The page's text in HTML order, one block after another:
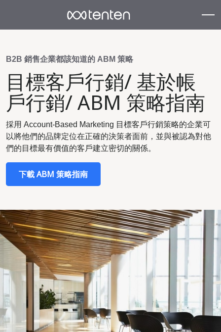
B2B 銷售企業都該知道的 ABM 策略
目標客戶行銷/ 基於帳
戶行銷/ ABM 策略指南
採用 Account-Based Marketing 目標客戶行銷策略的企業可
以將他們的品牌定位在正確的決策者面前，並與被認為對他
們的目標最有價值的客戶建立密切的關係。
下載 ABM 策略指南